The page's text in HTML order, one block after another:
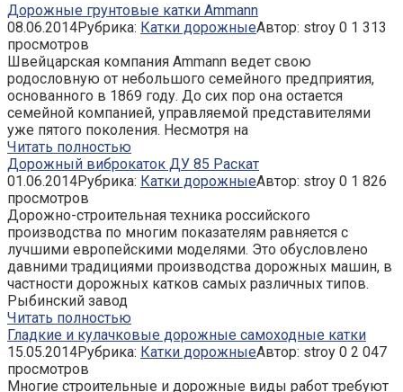
Дорожные грунтовые катки Ammann
08.06.2014Рубрика: Катки дорожныеАвтор: stroy 0 1 313
просмотров
Швейцарская компания Ammann ведет свою
родословную от небольшого семейного предприятия,
основанного в 1869 году. До сих пор она остается
семейной компанией, управляемой представителями
уже пятого поколения. Несмотря на
Читать полностью
Дорожный виброкаток ДУ 85 Раскат
01.06.2014Рубрика: Катки дорожныеАвтор: stroy 0 1 826
просмотров
Дорожно-строительная техника российского
производства по многим показателям равняется с
лучшими европейскими моделями. Это обусловлено
давними традициями производства дорожных машин, в
частности дорожных катков самых различных типов.
Рыбинский завод
Читать полностью
Гладкие и кулачковые дорожные самоходные катки
15.05.2014Рубрика: Катки дорожныеАвтор: stroy 0 2 047
просмотров
Многие строительные и дорожные виды работ требуют